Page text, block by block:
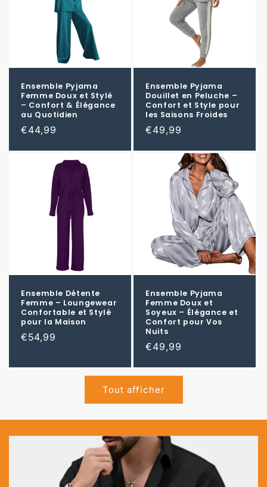
Ensemble Pyjama
Femme Doux et Stylé
– Confort & Élégance
au Quotidien
Prix
€44,99
Ensemble Pyjama
Douillet en Peluche –
Confort et Style pour
les Saisons Froides
Prix
€49,99
Ensemble Détente
Femme – Loungewear
Confortable et Stylé
pour la Maison
Prix
€54,99
Ensemble Pyjama
Femme Doux et
Soyeux – Élégance et
Confort pour Vos
Nuits
Prix
€49,99
Tout afficher